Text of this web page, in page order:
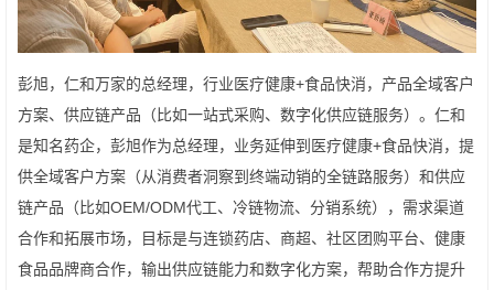
彭旭，仁和万家的总经理，行业医疗健康+食品快消，产品全域客户
方案、供应链产品（比如一站式采购、数字化供应链服务）。仁和
是知名药企，彭旭作为总经理，业务延伸到医疗健康+食品快消，提
供全域客户方案（从消费者洞察到终端动销的全链路服务）和供应
链产品（比如OEM/ODM代工、冷链物流、分销系统），需求渠道
合作和拓展市场，目标是与连锁药店、商超、社区团购平台、健康
食品品牌商合作，输出供应链能力和数字化方案，帮助合作方提升